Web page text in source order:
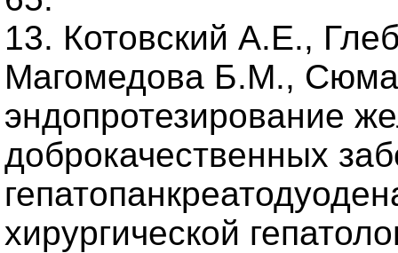
13. Котовский А.Е.,
Магомедова Б.М.,
эндопротезирование
доброкачественных
хирургической